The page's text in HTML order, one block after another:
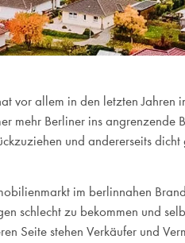
vor allem in den letzten Jahren
mehr Berliner ins angrenzende
und andererseits dicht
im berlinnahen
schlecht zu bekommen und
Seite stehen Verkäufer und